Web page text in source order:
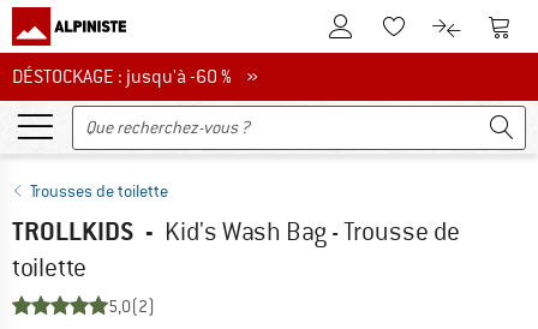
Vers le compte client
Vers la liste
Vers le
DÉSTOCKAGE : jusqu'à -60 %
DÉSTOCKAGE : jusqu'à -60 % »
Trousses de toilette
TROLLKIDS - Kid's Wash Bag - Trousse de
toilette
5,0(2)